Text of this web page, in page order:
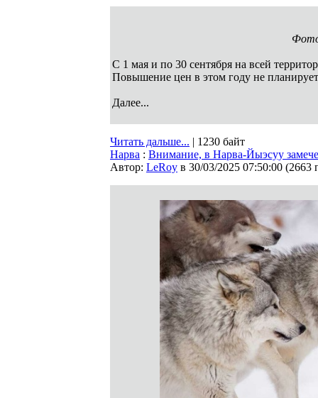
С 1 мая и по 30 сентября на всей
Повышение цен в этом году не
Далее...
Читать дальше... | 1230 байт
Нарва : Внимание, в Нарва-Йыэсуу
Автор: LeRoy в 30/03/2025 07:50:00 (2663